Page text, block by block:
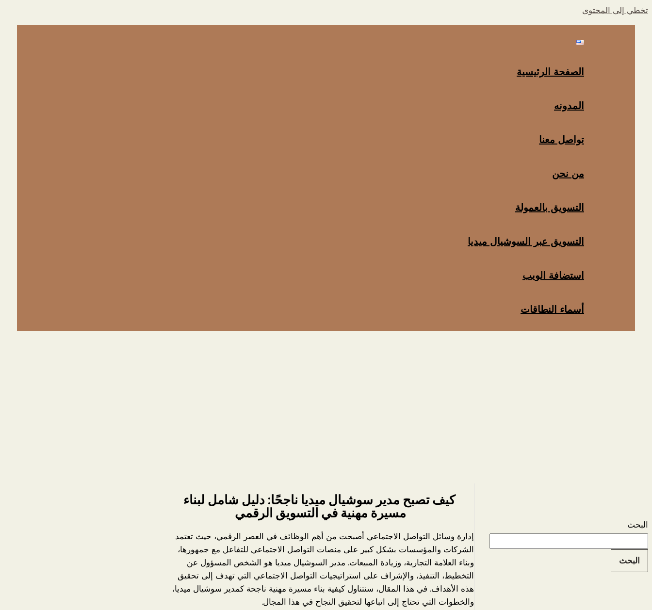
تخطي إلى المحتوى
الصفحة الرئيسية
المدونه
تواصل معنا
من نحن
التسويق بالعمولة
التسويق عبر السوشيال ميديا
استضافة الويب
أسماء النطاقات
البحث
البحث
كيف تصبح مدير سوشيال ميديا ناجحًا: دليل شامل لبناء
مسيرة مهنية في التسويق الرقمي
إدارة وسائل التواصل الاجتماعي أصبحت من أهم الوظائف في العصر الرقمي، حيث تعتمد
الشركات والمؤسسات بشكل كبير على منصات التواصل الاجتماعي للتفاعل مع جمهورها،
وبناء العلامة التجارية، وزيادة المبيعات. مدير السوشيال ميديا هو الشخص المسؤول عن
التخطيط، التنفيذ، والإشراف على استراتيجيات التواصل الاجتماعي التي تهدف إلى تحقيق
هذه الأهداف. في هذا المقال، سنتناول كيفية بناء مسيرة مهنية ناجحة كمدير سوشيال ميديا،
والخطوات التي تحتاج إلى اتباعها لتحقيق النجاح في هذا المجال.